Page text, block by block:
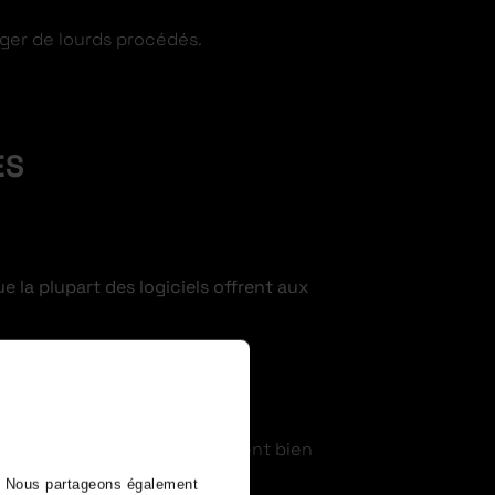
partageons également
de lourds procédés.
la plupart des logiciels offrent aux
application. Mais également bien
établir un formulaire.